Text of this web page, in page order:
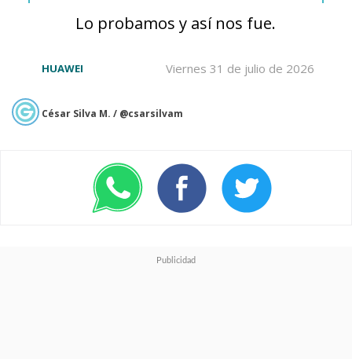
Lo probamos y así nos fue.
Viernes 31 de julio de 2026
HUAWEI
César Silva M. / @csarsilvam